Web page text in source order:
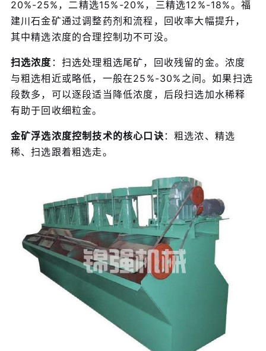
20%-25%，二精选15%-20%，三精选12%-18%。福
建川石金矿通过调整药剂和流程，回收率大幅提升，
其中精选浓度的合理控制功不可没。
扫选浓度 ：扫选处理粗选尾矿，回收残留的金。浓度
与粗选相近或略低，一般在25%-30%之间。如果扫选
段数多，可以逐段适当降低浓度，后段扫选加水稀释
有助于回收细粒金。
金矿浮选浓度控制技术的核心口诀 ：粗选浓、精选
稀、扫选跟着粗选走。